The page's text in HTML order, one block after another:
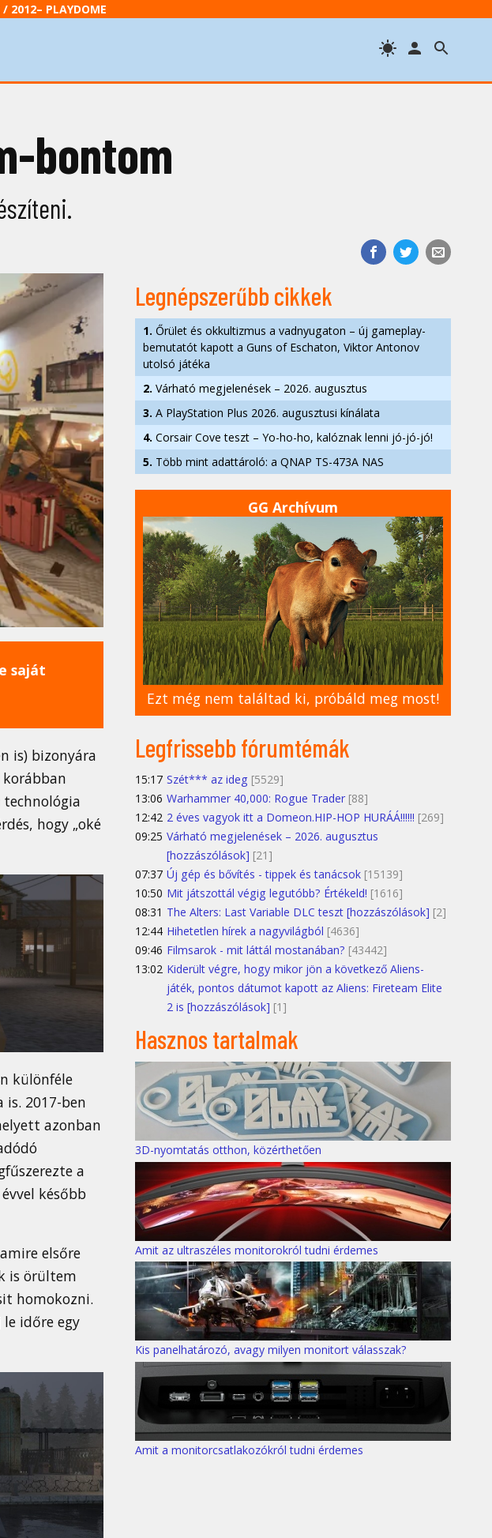
/ 2012– PLAYDOME
bontom
saját
is) bizonyára
hogy „oké
különféle
2017-ben
azonban
a
később
elsőre
is örültem
homokozni.
időre egy
Legnépszerűbb cikkek
1. Őrület és okkultizmus a vadnyugaton – új gameplay-
bemutatót kapott a Guns of Eschaton, Viktor Antonov
utolsó játéka
2. Várható megjelenések – 2026. augusztus
3. A PlayStation Plus 2026. augusztusi kínálata
4. Corsair Cove teszt – Yo-ho-ho, kalóznak lenni jó-jó-jó!
5. Több mint adattároló: a QNAP TS-473A NAS
GG Archívum
Ezt még nem találtad ki, próbáld meg most!
Legfrissebb fórumtémák
15:17 Szét*** az ideg [5529]
13:06 Warhammer 40,000: Rogue Trader [88]
12:42 2 éves vagyok itt a Domeon.HIP-HOP HURÁÁ!!!!!! [269]
09:25 Várható megjelenések – 2026. augusztus
[hozzászólások] [21]
07:37 Új gép és bővítés - tippek és tanácsok [15139]
10:50 Mit játszottál végig legutóbb? Értékeld! [1616]
08:31 The Alters: Last Variable DLC teszt [hozzászólások] [2]
12:44 Hihetetlen hírek a nagyvilágból [4636]
09:46 Filmsarok - mit láttál mostanában? [43442]
13:02 Kiderült végre, hogy mikor jön a következő Aliens-
játék, pontos dátumot kapott az Aliens: Fireteam Elite
2 is [hozzászólások] [1]
Hasznos tartalmak
3D-nyomtatás otthon, közérthetően
Amit az ultraszéles monitorokról tudni érdemes
Kis panelhatározó, avagy milyen monitort válasszak?
Amit a monitorcsatlakozókról tudni érdemes